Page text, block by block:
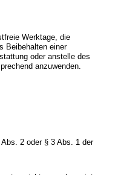
Werktage, die
Beibehalten einer
oder anstelle des
anzuwenden.
2 oder § 3 Abs. 1 der